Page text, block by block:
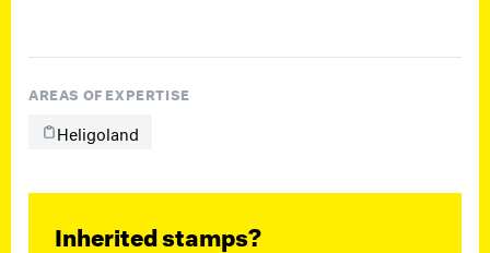
AREAS OF EXPERTISE
Heligoland
Inherited stamps?